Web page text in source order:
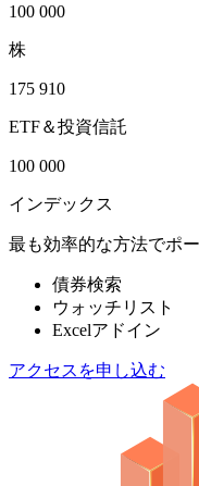
100 000
株
175 910
ETF＆投資信託
100 000
インデックス
最も効率的な方法でポ
債券検索
ウォッチリスト
Excelアドイン
アクセスを申し込む